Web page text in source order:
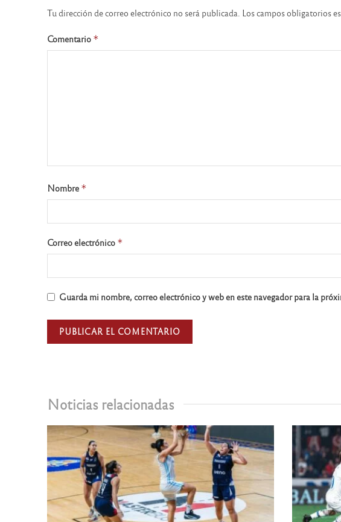
Noticias relacionadas
Tu dirección de correo electrónico no será publicada. Los campos obligatorios
Comentario *
Nombre *
Correo electrónico *
Guarda mi nombre, correo electrónico y web en este navegador para la